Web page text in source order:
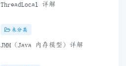
ThreadLocal 详解
未分类
JMM（Java 内存模型）详解